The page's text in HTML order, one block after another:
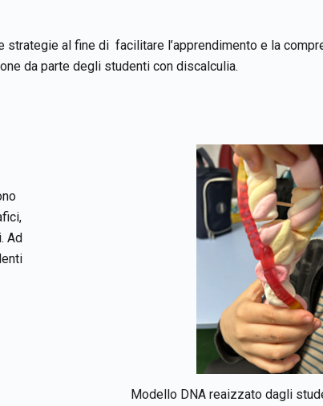
al fine di facilitare l’apprendimento e la
da parte degli studenti con discalculia.
Ad
Modello DNA reaizzato dagli